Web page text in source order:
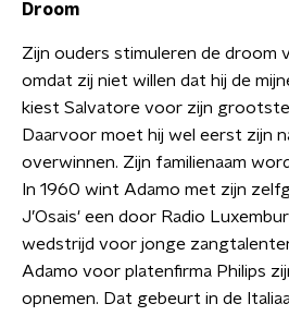
Droom
Zijn ouders stimuleren de droom
omdat zij niet willen dat hij de
kiest Salvatore voor zijn grootste
Daarvoor moet hij wel eerst zijn
overwinnen. Zijn familienaam
In 1960 wint Adamo met zijn
J’Osais' een door Radio
wedstrijd voor jonge
Adamo voor platenfirma Philips
opnemen. Dat gebeurt in de